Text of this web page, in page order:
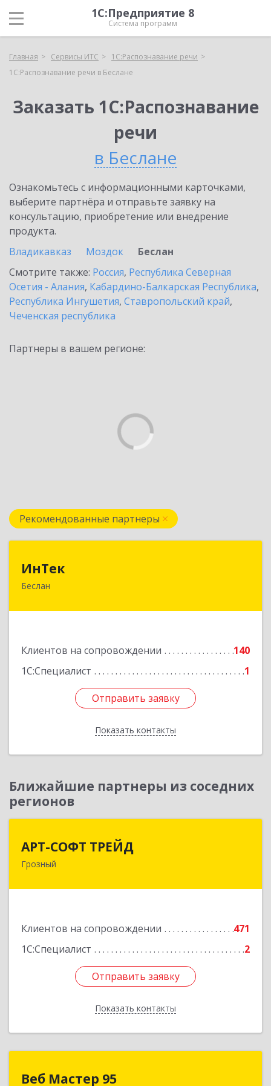
1С:Предприятие 8
Система программ
Главная Сервисы ИТС
1С:Распознавание речи
1С:Распознавание речи в Беслане
Заказать 1С:Распознавание
речи
в Беслане
Ознакомьтесь с информационными карточками,
выберите партнёра и отправьте заявку на
консультацию, приобретение или внедрение
продукта.
Владикавказ
Моздок
Беслан
Смотрите также: Россия, Республика Северная
Осетия - Алания, Кабардино-Балкарская Республика,
Республика Ингушетия, Ставропольский край,
Чеченская республика
Партнеры в вашем регионе:
Рекомендованные партнеры
ИнТек
Беслан
Клиентов на сопровождении
140
1С:Специалист
1
Отправить заявку
Показать контакты
Подробнее
Отправить заявку
Назад
Ближайшие партнеры из соседних
регионов
АРТ-СОФТ ТРЕЙД
Грозный
Клиентов на сопровождении
471
1С:Специалист
2
Отправить заявку
Показать контакты
364013, Чеченская Респ, Грозный г, Полярников
Отправить заявку
Назад
Веб Мастер 95